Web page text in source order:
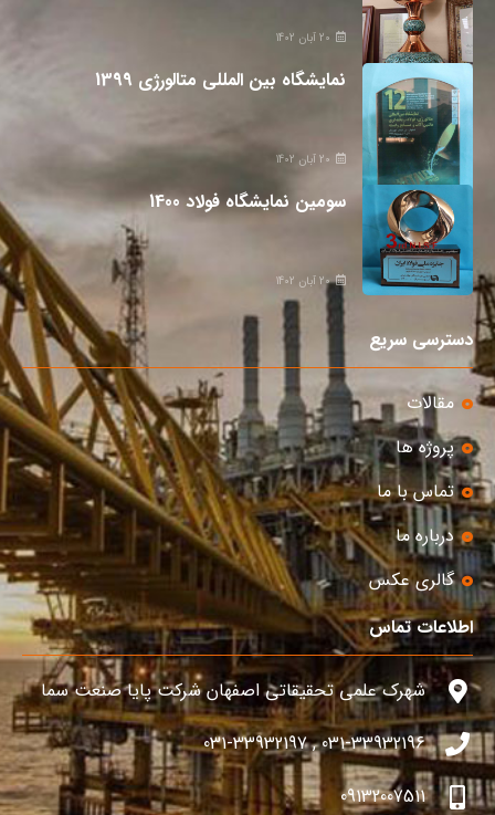
20 آبان 1402
نمایشگاه بین المللی متالورژی 1399
20 آبان 1402
سومین نمایشگاه فولاد 1400
20 آبان 1402
دسترسی سریع
مقالات
پروژه ها
تماس با ما
درباره ما
گالری عکس
اطلاعات تماس
شهرک علمی تحقیقاتی اصفهان شرکت پایا صنعت سما
031-33932196 , 031-33932197
09132007511